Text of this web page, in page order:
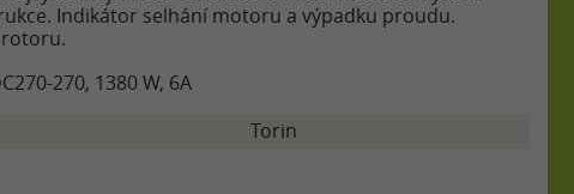
Indikátor selhání motoru a výpadku proudu.
270, 1380 W, 6A
Torin